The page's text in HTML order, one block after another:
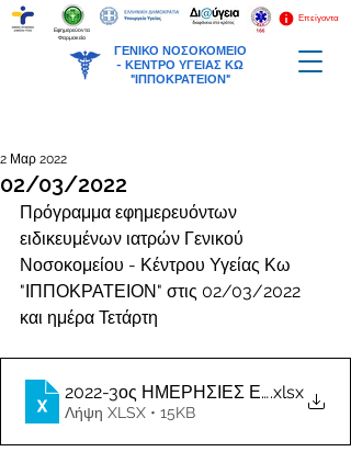
ΓΕΝΙΚΟ ΝΟΣΟΚΟΜΕΙΟ
- ΚΕΝΤΡΟ ΥΓΕΙΑΣ ΚΩ
"ΙΠΠΟΚΡΑΤΕΙΟΝ"
Επείγοντα
Εφημερεύοντα
Φαρμακεία
02/03/2022
2 Μαρ 2022
Πρόγραμμα εφημερευόντων
ειδικευμένων ιατρών Γενικού
Νοσοκομείου - Κέντρου Υγείας Κω
"ΙΠΠΟΚΡΑΤΕΙΟΝ" στις 02/03/2022
και ημέρα Τετάρτη
2022-3ος ΗΜΕΡΗΣΙΕΣ ΕΦΗΜΕΡΙΕΣ
.xlsx
Λήψη XLSX • 15KB